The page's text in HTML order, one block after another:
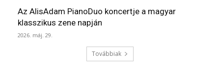
Az AlisAdam PianoDuo koncertje a magyar
klasszikus zene napján
2026. máj. 29.
Továbbiak